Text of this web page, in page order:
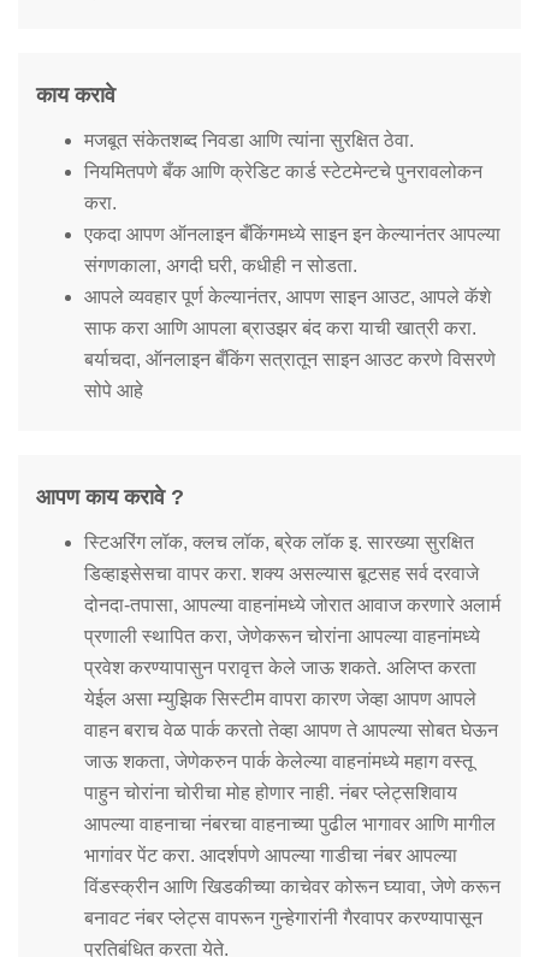
काय करावे
मजबूत संकेतशब्द निवडा आणि त्यांना सुरक्षित ठेवा.
नियमितपणे बँक आणि क्रेडिट कार्ड स्टेटमेन्टचे पुनरावलोकन
करा.
एकदा आपण ऑनलाइन बँकिंगमध्ये साइन इन केल्यानंतर आपल्या
संगणकाला, अगदी घरी, कधीही न सोडता.
आपले व्यवहार पूर्ण केल्यानंतर, आपण साइन आउट, आपले कॅशे
साफ करा आणि आपला ब्राउझर बंद करा याची खात्री करा.
बर्याचदा, ऑनलाइन बँकिंग सत्रातून साइन आउट करणे विसरणे
सोपे आहे
आपण काय करावे ?
स्टिअरिंग लॉक, क्लच लॉक, ब्रेक लॉक इ. सारख्या सुरक्षित
डिव्हाइसेसचा वापर करा. शक्य असल्यास बूटसह सर्व दरवाजे
दोनदा-तपासा, आपल्या वाहनांमध्ये जोरात आवाज करणारे अलार्म
प्रणाली स्थापित करा, जेणेकरून चोरांना आपल्या वाहनांमध्ये
प्रवेश करण्यापासुन परावृत्त केले जाऊ शकते. अलिप्त करता
येईल असा म्युझिक सिस्टीम वापरा कारण जेव्हा आपण आपले
वाहन बराच वेळ पार्क करतो तेव्हा आपण ते आपल्या सोबत घेऊन
जाऊ शकता, जेणेकरुन पार्क केलेल्या वाहनांमध्ये महाग वस्तू
पाहुन चोरांना चोरीचा मोह होणार नाही. नंबर प्लेट्सशिवाय
आपल्या वाहनाचा नंबरचा वाहनाच्या पुढील भागावर आणि मागील
भागांवर पेंट करा. आदर्शपणे आपल्या गाडीचा नंबर आपल्या
विंडस्क्रीन आणि खिडकीच्या काचेवर कोरून घ्यावा, जेणे करून
बनावट नंबर प्लेट्स वापरून गुन्हेगारांनी गैरवापर करण्यापासून
प्रतिबंधित करता येते.